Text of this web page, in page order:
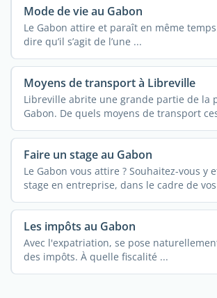
Mode de vie au Gabon
Le Gabon attire et paraît en même
dire qu’il s’agit de l’une ...
Moyens de transport à Libreville
Libreville abrite une grande partie de la
Gabon. De quels moyens de transport
Faire un stage au Gabon
Le Gabon vous attire ? Souhaitez-vous y
stage en entreprise, dans le cadre de
Les impôts au Gabon
Avec l'expatriation, se pose
des impôts. À quelle fiscalité ...